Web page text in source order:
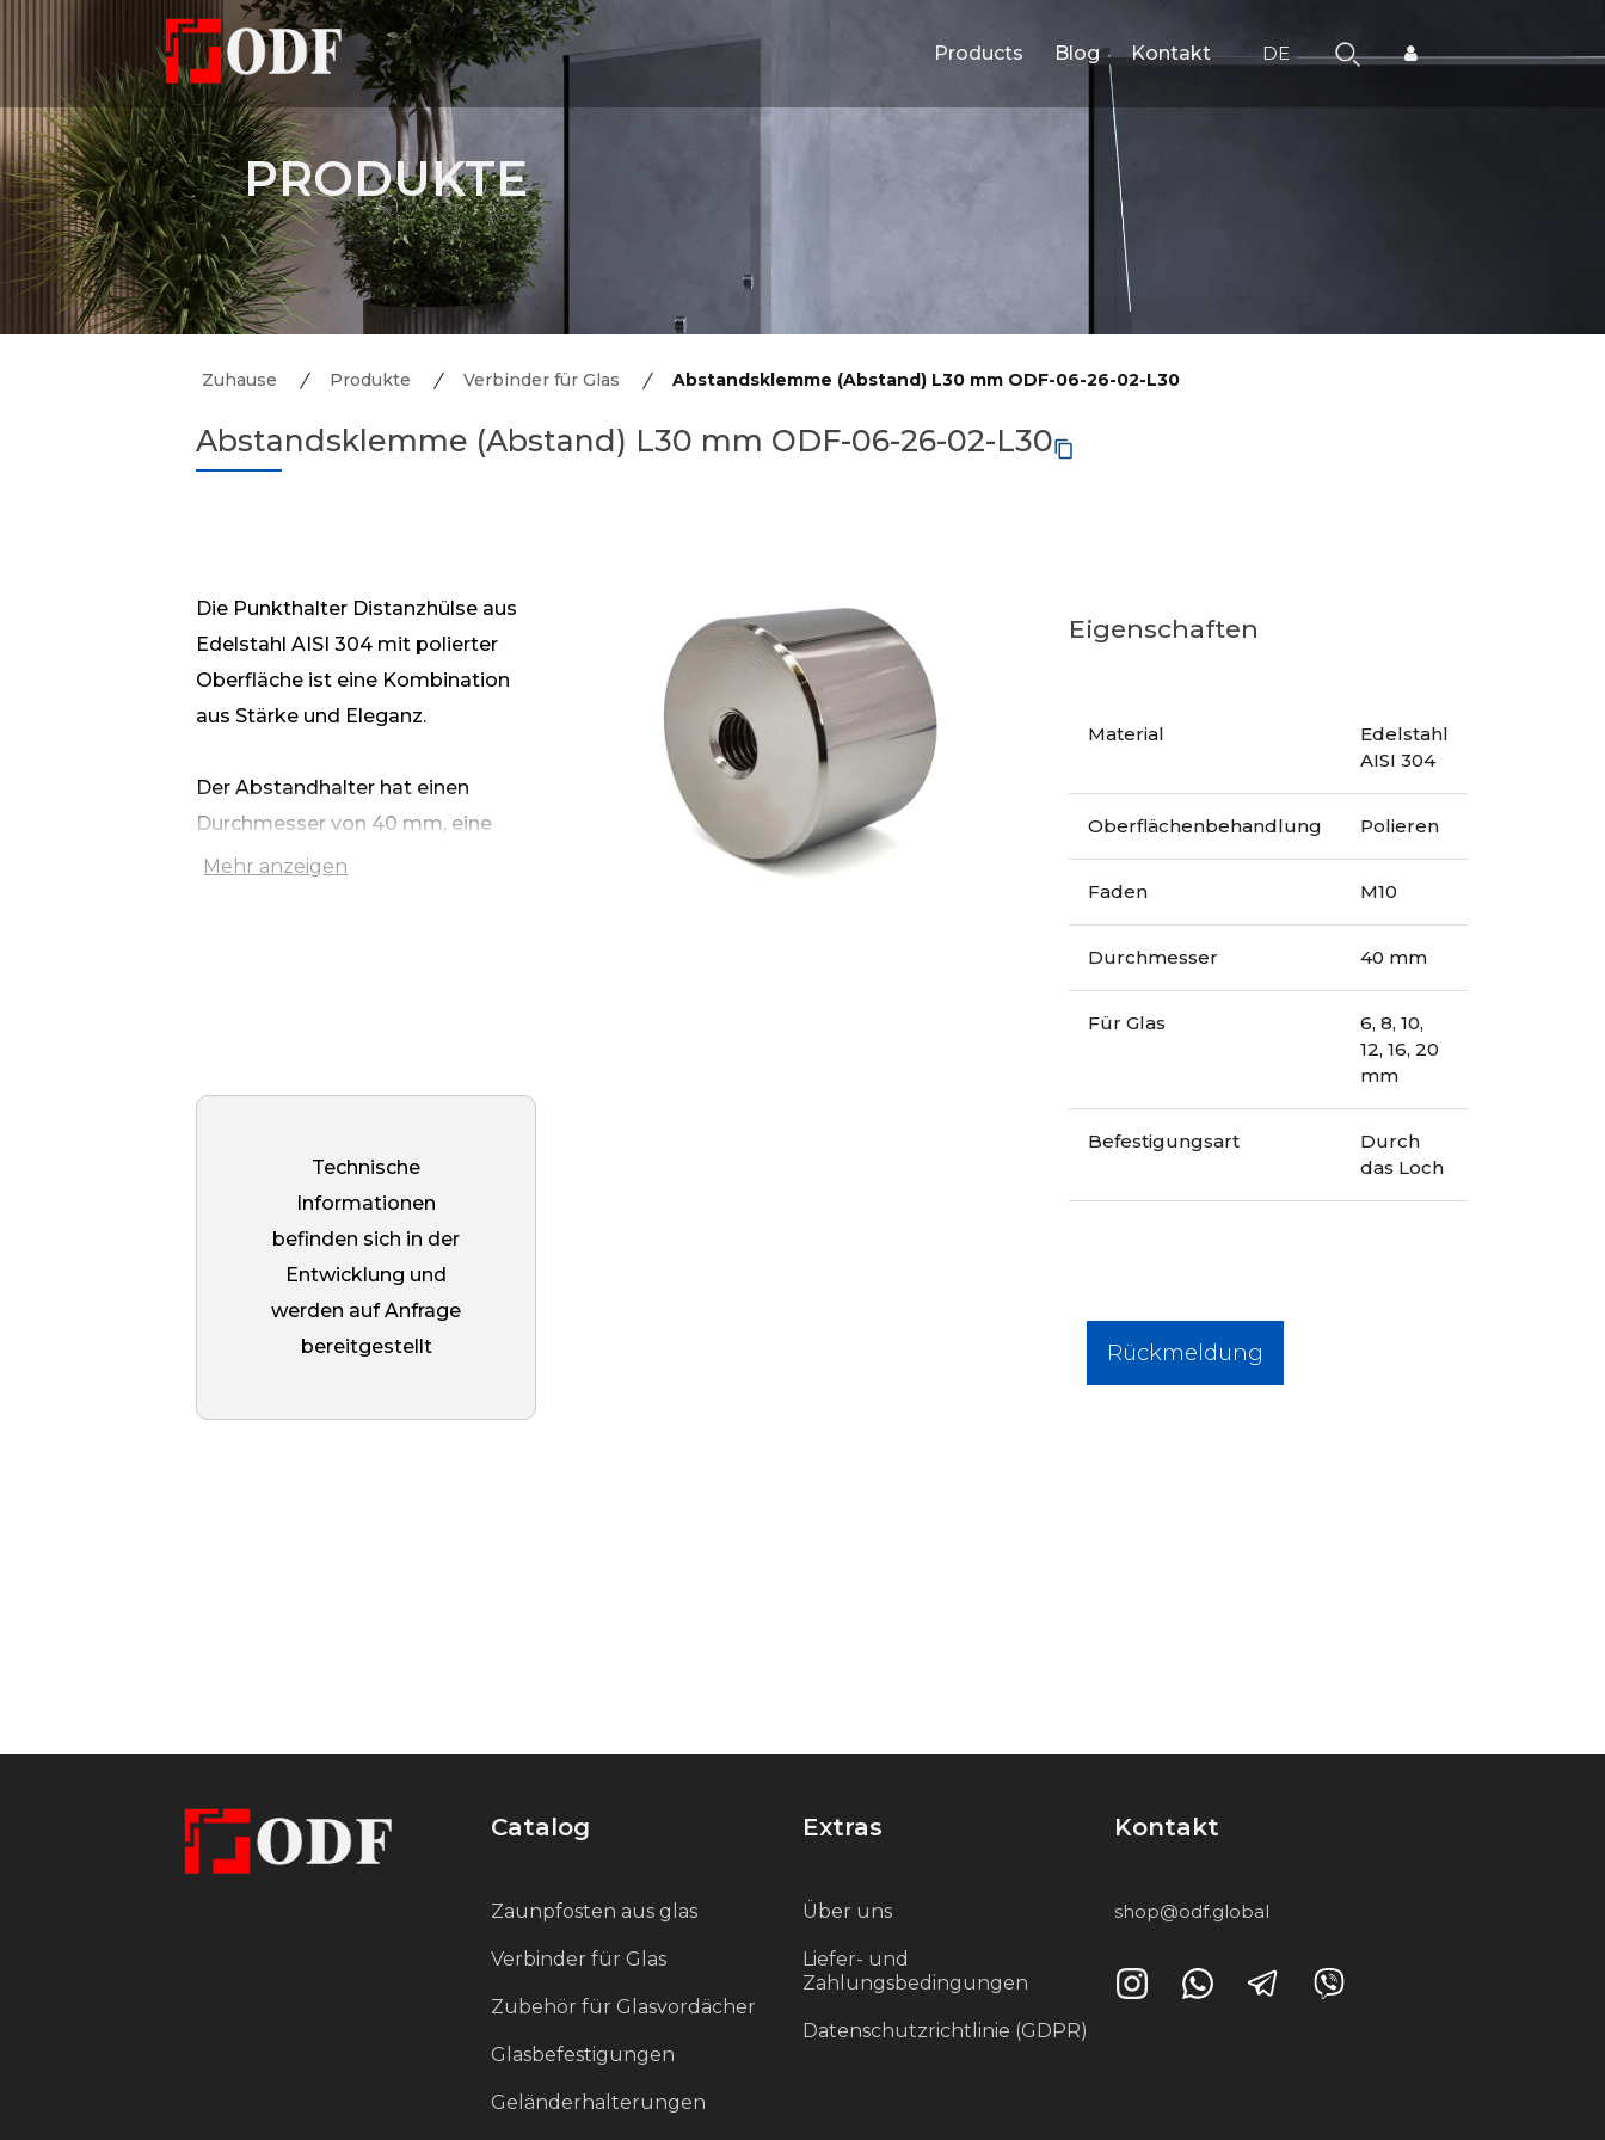
Products Blog Kontakt DE
PRODUKTE
Zuhause Produkte Verbinder für Glas Abstandsklemme (Abstand) L30 mm ODF-06-26-02-L30
Abstandsklemme (Abstand) L30 mm ODF-06-26-02-L30
Die Punkthalter Distanzhülse aus
Edelstahl AISI 304 mit polierter
Oberfläche ist eine Kombination
aus Stärke und Eleganz.
Der Abstandhalter hat einen
Durchmesser von 40 mm, eine
Länge von 30 mm und ein M10-
den Einbau erleichtert. Beim
chemischen Dübel im Untergrund
fixiert und nach dem Aushärten
der Mischung wird der Abstand
angeschraubt.
Die polierte Oberfläche verleiht
Mehr anzeigen
Technische
Informationen
befinden sich in der
Entwicklung und
werden auf Anfrage
bereitgestellt
Eigenschaften
Material
Edelstahl
AISI 304
Oberflächenbehandlung Polieren
Faden M10
Durchmesser 40 mm
Für Glas
6, 8, 10,
12, 16, 20
mm
Befestigungsart
Durch
das Loch
Rückmeldung
Catalog
Zaunpfosten aus glas
Verbinder für Glas
Zubehör für Glasvordächer
Glasbefestigungen
Geländerhalterungen
Extras
Über uns
Liefer- und
Zahlungsbedingungen
Datenschutzrichtlinie (GDPR)
Kontakt
shop@odf.global